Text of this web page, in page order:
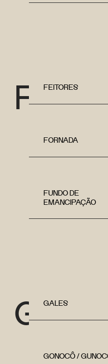
F FEITORES
FORNADA
FUNDO DE
EMANCIPAÇÃO
G GALES
GONOCÔ /